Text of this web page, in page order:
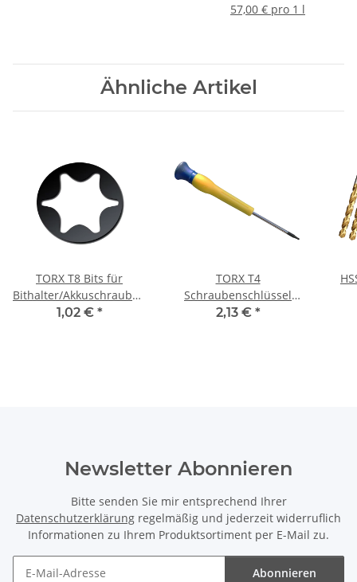
57,00 € pro 1 l
Ähnliche Artikel
TORX T8 Bits für
Bithalter/Akkuschrauber/Schlagschrauber
Material 25 mm
1,02 € *
TORX T4
Schraubenschlüssel
Schraubendreher
2,13 € *
Newsletter Abonnieren
Bitte senden Sie mir entsprechend Ihrer
Datenschutzerklärung regelmäßig und jederzeit widerruflich
Informationen zu Ihrem Produktsortiment per E-Mail zu.
Abonnieren